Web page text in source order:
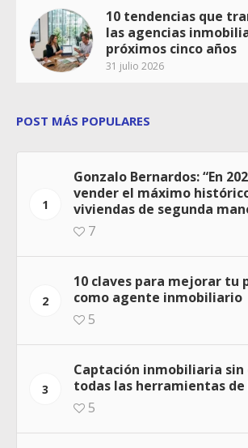
10 tendencias que
las agencias
próximos cinco años
31 julio 2026
POST MÁS POPULARES
1
Gonzalo Bernardos: “En
vender el máximo
viviendas de segunda
7
2
10 claves para mejorar tu
como agente inmobiliario
5
3
Captación inmobiliaria sin
todas las herramientas de
5